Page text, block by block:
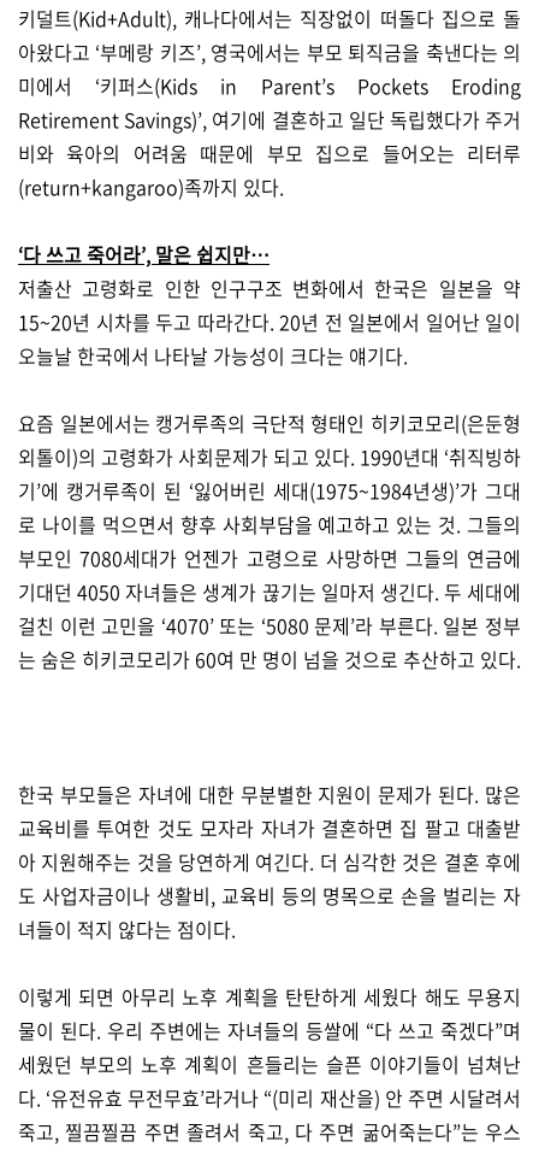
키덜트(Kid+Adult), 캐나다에서는 직장없이 떠돌다 집으로 돌
아왔다고 ‘부메랑 키즈’, 영국에서는 부모 퇴직금을 축낸다는 의
미에서 ‘키퍼스(Kids in Parent’s Pockets Eroding
Retirement Savings)’, 여기에 결혼하고 일단 독립했다가 주거
비와 육아의 어려움 때문에 부모 집으로 들어오는 리터루
(return+kangaroo)족까지 있다.
‘다 쓰고 죽어라’, 말은 쉽지만…
저출산 고령화로 인한 인구구조 변화에서 한국은 일본을 약
15~20년 시차를 두고 따라간다. 20년 전 일본에서 일어난 일이
오늘날 한국에서 나타날 가능성이 크다는 얘기다.
요즘 일본에서는 캥거루족의 극단적 형태인 히키코모리(은둔형
외톨이)의 고령화가 사회문제가 되고 있다. 1990년대 ‘취직빙하
기’에 캥거루족이 된 ‘잃어버린 세대(1975~1984년생)’가 그대
로 나이를 먹으면서 향후 사회부담을 예고하고 있는 것. 그들의
부모인 7080세대가 언젠가 고령으로 사망하면 그들의 연금에
기대던 4050 자녀들은 생계가 끊기는 일마저 생긴다. 두 세대에
걸친 이런 고민을 ‘4070’ 또는 ‘5080 문제’라 부른다. 일본 정부
는 숨은 히키코모리가 60여 만 명이 넘을 것으로 추산하고 있다.
한국 부모들은 자녀에 대한 무분별한 지원이 문제가 된다. 많은
교육비를 투여한 것도 모자라 자녀가 결혼하면 집 팔고 대출받
아 지원해주는 것을 당연하게 여긴다. 더 심각한 것은 결혼 후에
도 사업자금이나 생활비, 교육비 등의 명목으로 손을 벌리는 자
녀들이 적지 않다는 점이다.
이렇게 되면 아무리 노후 계획을 탄탄하게 세웠다 해도 무용지
물이 된다. 우리 주변에는 자녀들의 등쌀에 “다 쓰고 죽겠다”며
세웠던 부모의 노후 계획이 흔들리는 슬픈 이야기들이 넘쳐난
다. ‘유전유효 무전무효’라거나 “(미리 재산을) 안 주면 시달려서
죽고, 찔끔찔끔 주면 졸려서 죽고, 다 주면 굶어죽는다”는 우스